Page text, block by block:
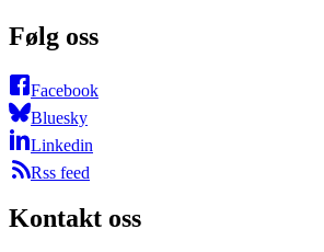
Følg oss
Facebook
Bluesky
Linkedin
Rss feed
Kontakt oss